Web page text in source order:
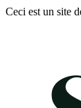
Ceci est un site